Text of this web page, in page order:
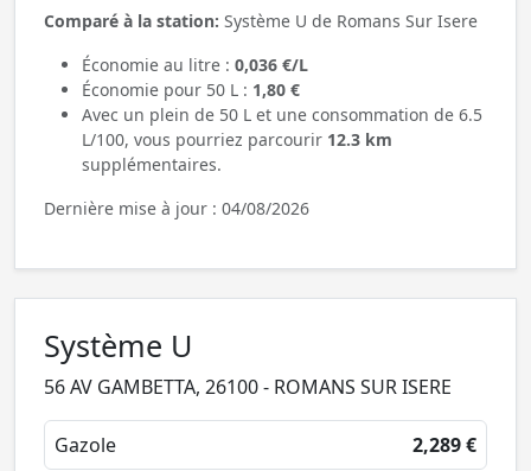
Comparé à la station: Système U de Romans Sur Isere
Économie au litre : 0,036 €/L
Économie pour 50 L : 1,80 €
Avec un plein de 50 L et une consommation de 6.5
L/100, vous pourriez parcourir 12.3 km
supplémentaires.
Dernière mise à jour : 04/08/2026
Système U
56 AV GAMBETTA, 26100 - ROMANS SUR ISERE
Gazole 2,289 €